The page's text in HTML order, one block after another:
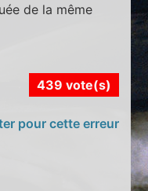
de la même
439 vote(s)
pour cette erreur